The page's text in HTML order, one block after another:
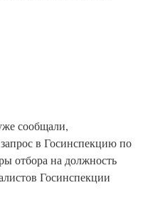
сообщали,
в Госинспекцию по
отбора на должность
Госинспекции